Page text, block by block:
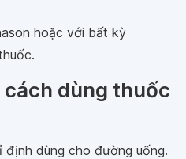
hoặc với bất kỳ
dùng thuốc
định dùng cho đường uống.